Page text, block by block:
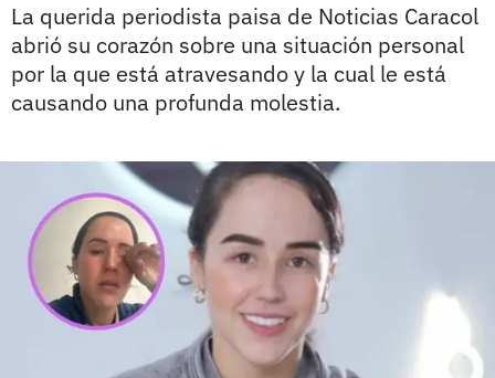
La querida periodista paisa de Noticias Caracol
abrió su corazón sobre una situación personal
por la que está atravesando y la cual le está
causando una profunda molestia.